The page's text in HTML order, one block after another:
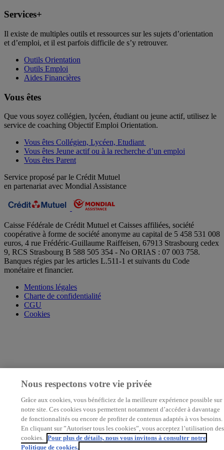
Services+
Il existe de multiples outils et ressources sur les sujets d’orientation
et d’emploi, et il est parfois difficile de s’y retrouver.
Outils Orientation
Outils Emploi
Aides Financières
Vous êtes
Que vous soyez collégien, lycéen, étudiant ou jeune actif, utilisez le
service de coaching Objectif Emploi Orientation.
Vous êtes Collégien, Lycéen, Etudiant
Vous êtes Jeune actif ou à la recherche d’un emploi
Vous êtes Parent
Service proposé par le Crédit Mutuel
en partenariat avec Mondial Assistance
Caisse Fédérale de Crédit Mutuel et Caisses affiliées, société
coopérative à forme de société anonyme au capital de 5 458 531 008
euros, 4 rue Frédéric-Guillaume Raiffeisen, 67913 Strasbourg cedex
9, RCS Strasbourg B 588 505 354 - No ORIAS : 07 003 758.
Banques régies par les articles L.511-1 et suivants du Code
monétaire et financier.
Mentions légales
Charte de confidentialité
CGU
Cookies
Nous respectons votre vie privée
Grâce aux cookies, vous bénéficiez de la meilleure expérience possible sur
notre site. Ces cookies vous permettent notamment d’accéder à davantage
de fonctionnalités ou encore de profiter de contenus adaptés à vos besoins.
En cliquant sur ”Autoriser tous les cookies”, vous acceptez l’utilisation des
cookies. Pour plus de détails, nous vous invitons à consulter notre
Politique de cookies.